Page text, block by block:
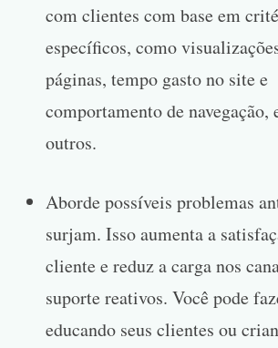
com clientes com base em
específicos, como
páginas, tempo gasto no site e
comportamento de navegação,
outros.
Aborde possíveis problemas
surjam. Isso aumenta a
cliente e reduz a carga nos
suporte reativos. Você pode
educando seus clientes ou